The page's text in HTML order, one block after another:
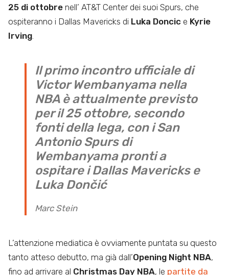
25 di ottobre nell’ AT&T Center dei suoi Spurs, che
ospiteranno i Dallas Mavericks di Luka Doncic e Kyrie
Irving
Il primo incontro ufficiale di
Victor Wembanyama nella
NBA è attualmente previsto
per il 25 ottobre, secondo
fonti della lega, con i San
Antonio Spurs di
Wembanyama pronti a
ospitare i Dallas Mavericks e
Luka Dončić
Marc Stein
L’attenzione mediatica è ovviamente puntata su questo
tanto atteso debutto, ma già dall’Opening Night NBA,
fino ad arrivare al Christmas Day NBA, le partite da